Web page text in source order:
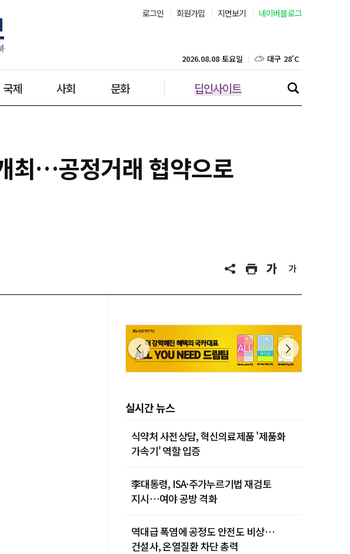
로그인 회원가입 지면보기 네이버블로그
국제 사회 문화 딥인사이트
2026.08.08 토요일 대구 28˚C
인천 28˚C
최…공정거래 협약으로
실시간 뉴스
식약처 사전상담, 혁신의료제품 '제품화
가속기' 역할 입증
李대통령, ISA·주가누르기법 재검토
지시…여야 공방 격화
역대급 폭염에 공정도 안전도 비상…
건설사, 온열질환 차단 총력